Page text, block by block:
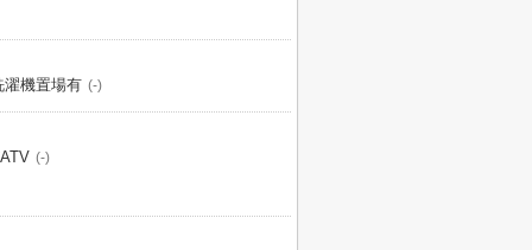
濯機置場有 (-)
(-)